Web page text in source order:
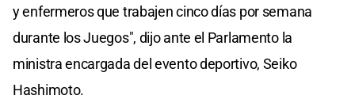
y enfermeros que trabajen cinco días por semana
durante los Juegos", dijo ante el Parlamento la
ministra encargada del evento deportivo, Seiko
Hashimoto.